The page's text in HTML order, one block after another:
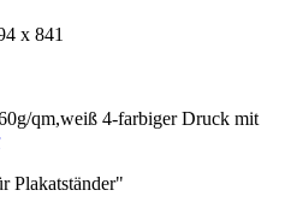
x 841
qm,weiß 4-farbiger Druck mit
Plakatständer"